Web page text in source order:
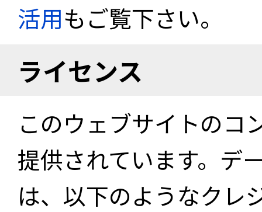
活用もご覧下さい。
ライセンス
このウェブサイトのコ
提供されています。デ
は、以下のようなクレ